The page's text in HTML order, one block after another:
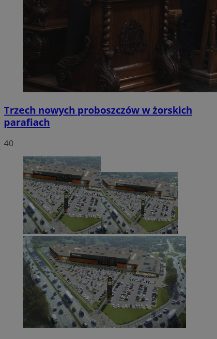
Trzech nowych proboszczów w żorskich
parafiach
40